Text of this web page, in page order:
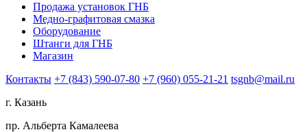
Продажа установок ГНБ
Медно-графитовая смазка
Оборудование
Штанги для ГНБ
Магазин
Контакты +7 (843) 590-07-80 +7 (960) 055-21-21 tsgnb@mail.ru
г. Казань
пр. Альберта Камалеева